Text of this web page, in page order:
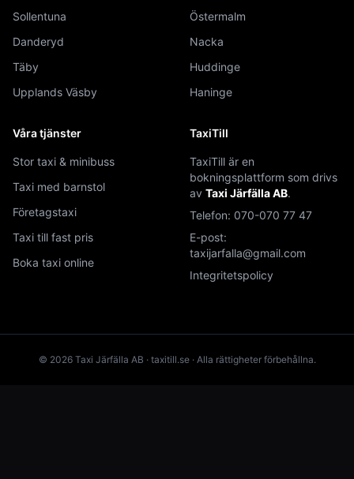
Sollentuna
Danderyd
Täby
Upplands Väsby
Östermalm
Nacka
Huddinge
Haninge
Våra tjänster
Stor taxi & minibuss
Taxi med barnstol
Företagstaxi
Taxi till fast pris
Boka taxi online
TaxiTill
TaxiTill är en
bokningsplattform som drivs
av Taxi Järfälla AB.
Telefon: 070-070 77 47
E-post:
taxijarfalla@gmail.com
Integritetspolicy
© 2026 Taxi Järfälla AB · taxitill.se · Alla rättigheter förbehållna.